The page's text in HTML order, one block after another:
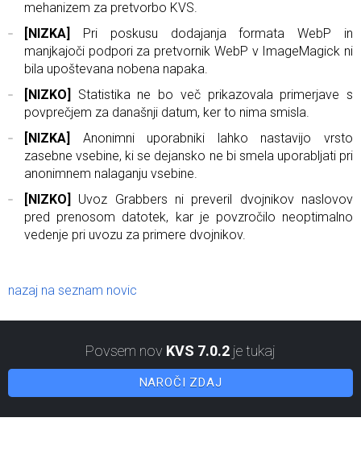
mehanizem za pretvorbo KVS.
[NIZKA]
Pri poskusu dodajanja formata WebP in
manjkajoči podpori za pretvornik WebP v ImageMagick ni
bila upoštevana nobena napaka.
[NIZKO]
Statistika ne bo več prikazovala primerjave s
povprečjem za današnji datum, ker to nima smisla.
[NIZKA]
Anonimni uporabniki lahko nastavijo vrsto
zasebne vsebine, ki se dejansko ne bi smela uporabljati pri
anonimnem nalaganju vsebine.
[NIZKO]
Uvoz Grabbers ni preveril dvojnikov naslovov
pred prenosom datotek, kar je povzročilo neoptimalno
vedenje pri uvozu za primere dvojnikov.
nazaj na seznam novic
Povsem nov KVS 7.0.2 je tukaj
NAROČI ZDAJ